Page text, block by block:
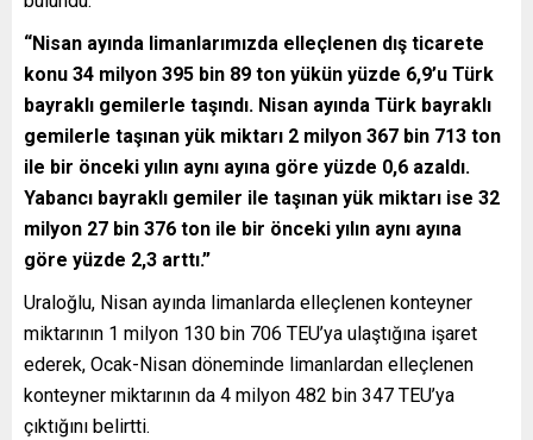
“Nisan ayında limanlarımızda elleçlenen dış ticarete
konu 34 milyon 395 bin 89 ton yükün yüzde 6,9’u Türk
bayraklı gemilerle taşındı. Nisan ayında Türk bayraklı
gemilerle taşınan yük miktarı 2 milyon 367 bin 713 ton
ile bir önceki yılın aynı ayına göre yüzde 0,6 azaldı.
Yabancı bayraklı gemiler ile taşınan yük miktarı ise 32
milyon 27 bin 376 ton ile bir önceki yılın aynı ayına
göre yüzde 2,3 arttı.”
Uraloğlu, Nisan ayında limanlarda elleçlenen konteyner
miktarının 1 milyon 130 bin 706 TEU’ya ulaştığına işaret
ederek, Ocak-Nisan döneminde limanlardan elleçlenen
konteyner miktarının da 4 milyon 482 bin 347 TEU’ya
çıktığını belirtti.